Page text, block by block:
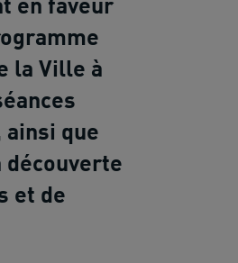
en faveur
la Ville à
ainsi que
et de